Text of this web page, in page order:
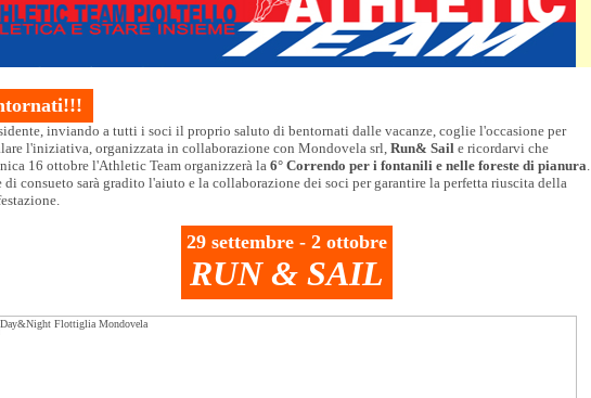
inviando a tutti i soci il proprio saluto di bentornati dalle vacanze, coglie l'occasione per
l'iniziativa, organizzata in collaborazione con Mondovela srl, Run& Sail e ricordarvi che
16 ottobre l'Athletic Team organizzerà la 6° Correndo per i fontanili e nelle foreste di pianura.
di consueto sarà gradito l'aiuto e la collaborazione dei soci per garantire la perfetta riuscita della
29 settembre - 2 ottobre
RUN & SAIL